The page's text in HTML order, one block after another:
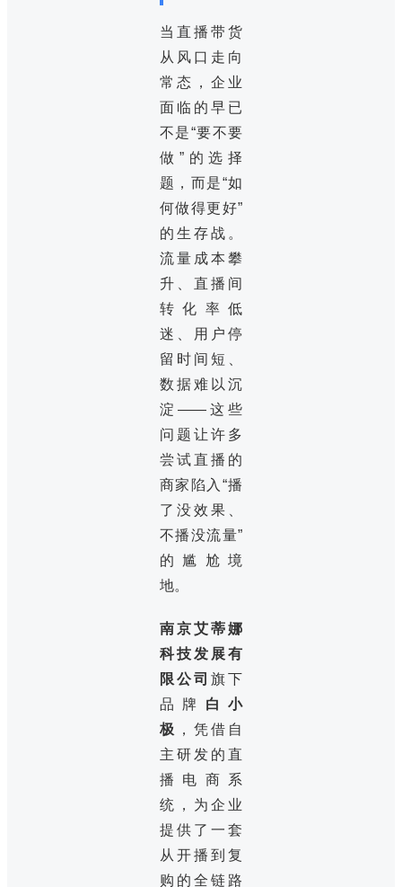
当直播带货
从风口走向
常态，企业
面临的早已
不是“要不要
做”的选择
题，而是“如
何做得更好”
的生存战。
流量成本攀
升、直播间
转化率低
迷、用户停
留时间短、
数据难以沉
淀——这些
问题让许多
尝试直播的
商家陷入“播
了没效果、
不播没流量”
的尴尬境
地。
南京艾蒂娜
科技发展有
限公司 旗下
品牌 白小
极
，凭借自
主研发的直
播电商系
统，为企业
提供了一套
从开播到复
购的全链路